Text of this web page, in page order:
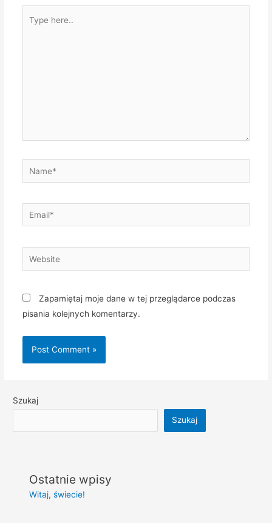
here..
Name*
Email*
Website
Zapamiętaj moje dane w tej przeglądarce podczas
pisania kolejnych komentarzy.
Szukaj
Szukaj
Ostatnie wpisy
Witaj, świecie!